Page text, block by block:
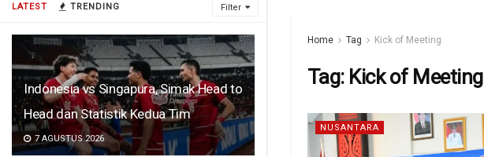
LATEST TRENDING Filter
Indonesia vs Singapura, Simak Head to
Head dan Statistik Kedua Tim
7 AGUSTUS 2026
Home Tag Kick of Meeting
Tag: Kick of Meeting
NUSANTARA